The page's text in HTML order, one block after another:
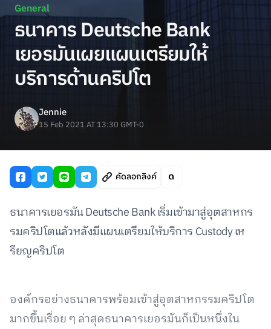
General
ธนาคาร Deutsche Bank
เยอรมันเผยแผนเตรียมให้
บริการด้านคริปโต
Jennie
15 Feb 2021 AT 13:30 GMT-0
คัดลอกลิงค์
ธนาคารเยอรมัน Deutsche Bank เริ่มเข้ามาสู่อุตสาหกร
รมคริปโตแล้วหลังมีแผนเตรียมให้บริการ Custody เห
รียญคริปโต
องค์กรอย่างธนาคารพร้อมเข้าสู่อุตสาหกรรมคริปโต
มากขึ้นเรื่อย ๆ ล่าสุดธนาคารเยอรมันก็เป็นหนึ่งใน